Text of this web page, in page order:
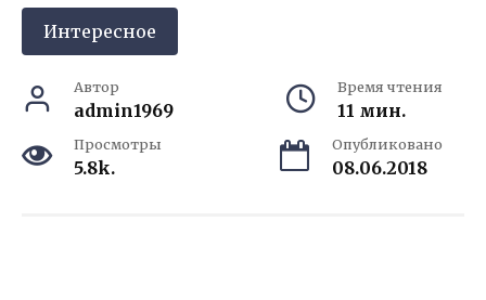
Интересное
Автор
admin1969
Время чтения
11 мин.
Просмотры
5.8k.
Опубликовано
08.06.2018